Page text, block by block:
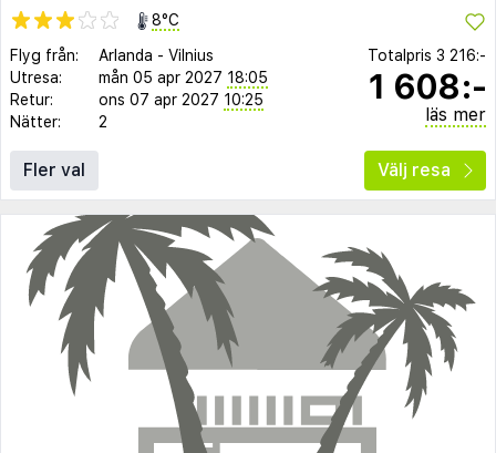
8°C
Flyg från:
Arlanda - Vilnius
Utresa:
mån 05 apr 2027 18:05
Retur:
ons 07 apr 2027 10:25
Nätter:
2
Totalpris 3 216:-
1 608:-
läs mer
Fler val Välj resa